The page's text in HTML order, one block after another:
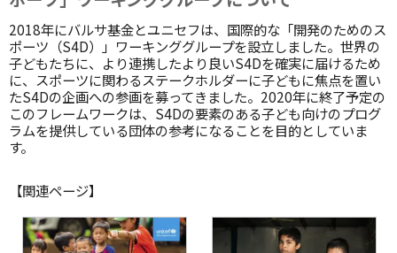
2018年にバルサ基金とユニセフは、国際的な「開発のためのス
ポーツ（S4D）」ワーキンググループを設立しました。世界の
子どもたちに、より連携したより良いS4Dを確実に届けるため
に、スポーツに関わるステークホルダーに子どもに焦点を置い
たS4Dの企画への参画を募ってきました。2020年に終了予定の
このフレームワークは、S4Dの要素のある子ども向けのプログ
ラムを提供している団体の参考になることを目的としていま
す。
【関連ページ】